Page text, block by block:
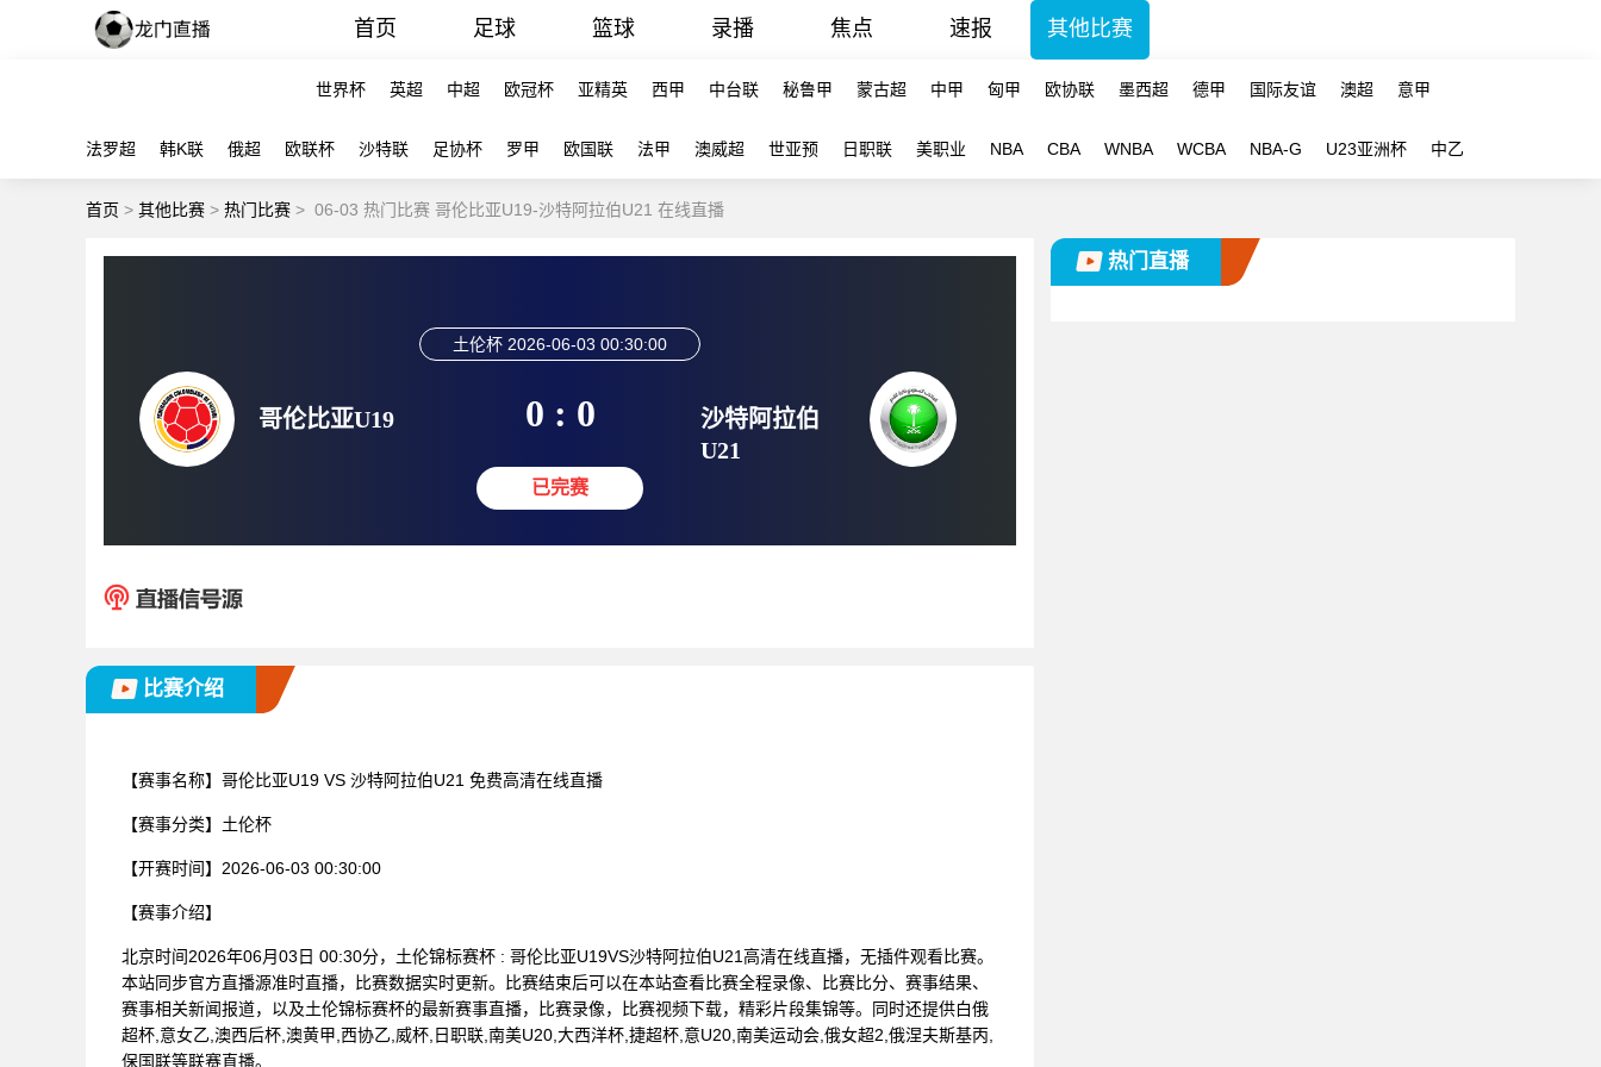
首页 足球 篮球 录播 焦点 速报 其他比赛
世界杯 英超 中超 欧冠杯 亚精英 西甲 中台联 秘鲁甲 蒙古超 中甲 匈甲 欧协联 墨西超 德甲 国际友谊 澳超 意甲
法罗超 韩K联 俄超 欧联杯 沙特联 足协杯 罗甲 欧国联 法甲 澳威超 世亚预 日职联 美职业 NBA CBA WNBA WCBA NBA-G U23亚洲杯 中乙
首页 > 其他比赛 > 热门比赛 > 06-03 热门比赛 哥伦比亚U19-沙特阿拉伯U21 在线直播
哥伦比亚U19
土伦杯 2026-06-03 00:30:00
0 : 0
已完赛
沙特阿拉伯
U21
比赛介绍
【赛事名称】 哥伦比亚U19 VS 沙特阿拉伯U21 免费高清在线直播
【赛事分类】 土伦杯
【开赛时间】 2026-06-03 00:30:00
【赛事介绍】
北京时间2026年06月03日 00:30分，土伦锦标赛杯 : 哥伦比亚U19VS沙特阿拉伯U21高清在线直播，无插件观看比赛。
本站同步官方直播源准时直播，比赛数据实时更新。比赛结束后可以在本站查看比赛全程录像、比赛比分、赛事结果、
赛事相关新闻报道，以及土伦锦标赛杯的最新赛事直播，比赛录像，比赛视频下载，精彩片段集锦等。同时还提供白俄
超杯,意女乙,澳西后杯,澳黄甲,西协乙,威杯,日职联,南美U20,大西洋杯,捷超杯,意U20,南美运动会,俄女超2,俄涅夫斯基丙,
保国联等联赛直播。
热门直播